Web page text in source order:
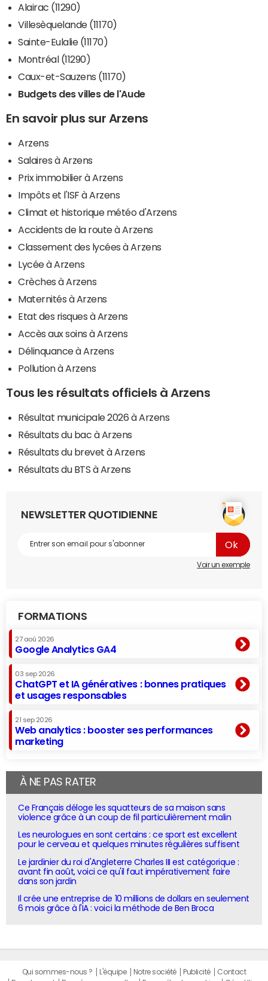
Alairac (11290)
Villesèquelande (11170)
Sainte-Eulalie (11170)
Montréal (11290)
Caux-et-Sauzens (11170)
Budgets des villes de l'Aude
En savoir plus sur Arzens
Arzens
Salaires à Arzens
Prix immobilier à Arzens
Impôts et l'ISF à Arzens
Climat et historique météo d'Arzens
Accidents de la route à Arzens
Classement des lycées à Arzens
Lycée à Arzens
Crèches à Arzens
Maternités à Arzens
Etat des risques à Arzens
Accès aux soins à Arzens
Délinquance à Arzens
Pollution à Arzens
Tous les résultats officiels à Arzens
Résultat municipale 2026 à Arzens
Résultats du bac à Arzens
Résultats du brevet à Arzens
Résultats du BTS à Arzens
NEWSLETTER QUOTIDIENNE
Voir un exemple
FORMATIONS
27 aoû 2026
Google Analytics GA4
03 sep 2026
ChatGPT et IA génératives : bonnes pratiques
et usages responsables
21 sep 2026
Web analytics : booster ses performances
marketing
À NE PAS RATER
Ce Français déloge les squatteurs de sa maison sans
violence grâce à un coup de fil particulièrement malin
Les neurologues en sont certains : ce sport est excellent
pour le cerveau et quelques minutes régulières suffisent
Le jardinier du roi d'Angleterre Charles III est catégorique :
avant fin août, voici ce qu'il faut impérativement faire
dans son jardin
Il crée une entreprise de 10 millions de dollars en seulement
6 mois grâce à l'IA : voici la méthode de Ben Broca
Qui sommes-nous ? L'équipe Notre société Publicité
Contact